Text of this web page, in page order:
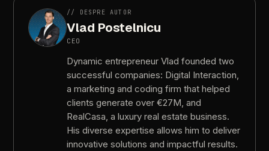
// DESPRE AUTOR
Vlad Postelnicu
CEO
Dynamic entrepreneur Vlad founded two
successful companies: Digital Interaction,
a marketing and coding firm that helped
clients generate over €27M, and
RealCasa, a luxury real estate business.
His diverse expertise allows him to deliver
innovative solutions and impactful results.